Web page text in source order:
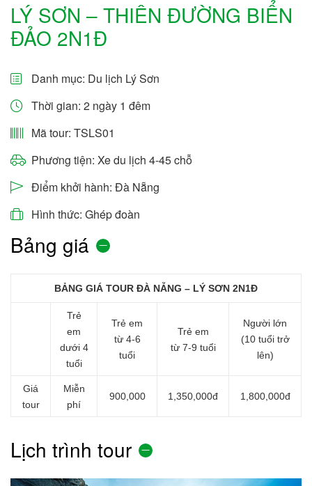
LÝ SƠN – THIÊN ĐƯỜNG BIỂN
ĐẢO 2N1Đ
Danh mục: Du lịch Lý Sơn
Thời gian: 2 ngày 1 đêm
Mã tour: TSLS01
Phương tiện: Xe du lịch 4-45 chỗ
Điểm khởi hành: Đà Nẵng
Hình thức: Ghép đoàn
Bảng giá
BẢNG GIÁ TOUR ĐÀ NẴNG – LÝ SƠN 2N1Đ
Trẻ
em
dưới 4
tuổi
Trẻ em
từ 4-6
tuổi
Trẻ em
từ 7-9 tuổi
Người lớn
(10 tuổi trở
lên)
Giá
tour
Miễn
phí
900,000 1,350,000đ 1,800,000đ
Lịch trình tour